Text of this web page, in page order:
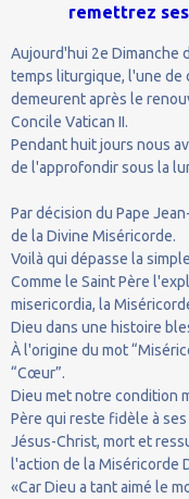
remettrez
Aujourd'hui 2e Dimanche
temps liturgique, l'une
demeurent après le
Concile Vatican II.
Pendant huit jours nous
de l'approfondir sous la
Par décision du Pape
de la Divine Miséricorde.
Voilà qui dépasse la
Comme le Saint Père
misericordia, la
Dieu dans une histoire
À l'origine du mot
“Cœur”.
Dieu met notre condition
Père qui reste fidèle à
Jésus-Christ, mort et
l'action de la Miséricorde
«Car Dieu a tant aimé le